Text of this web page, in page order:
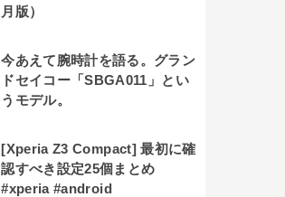
月版）
今あえて腕時計を語る。グラン
ドセイコー「SBGA011」とい
うモデル。
[Xperia Z3 Compact] 最初に確
認すべき設定25個まとめ
#xperia #android